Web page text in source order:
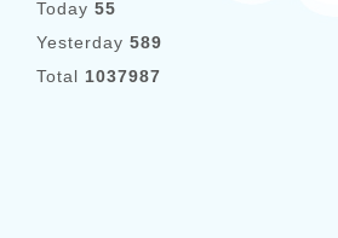
Today 55
Yesterday 589
Total 1037987